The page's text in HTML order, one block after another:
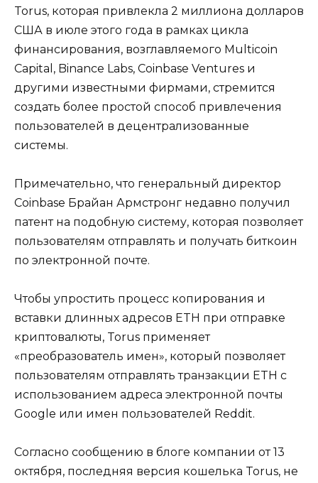
Torus, которая привлекла 2 миллиона долларов
США в июле этого года в рамках цикла
финансирования, возглавляемого Multicoin
Capital, Binance Labs, Coinbase Ventures и
другими известными фирмами, стремится
создать более простой способ привлечения
пользователей в децентрализованные
системы.
Примечательно, что генеральный директор
Coinbase Брайан Армстронг недавно получил
патент на подобную систему, которая позволяет
пользователям отправлять и получать биткоин
по электронной почте.
Чтобы упростить процесс копирования и
вставки длинных адресов ETH при отправке
криптовалюты, Torus применяет
«преобразователь имен», который позволяет
пользователям отправлять транзакции ETH с
использованием адреса электронной почты
Google или имен пользователей Reddit.
Согласно сообщению в блоге компании от 13
октября, последняя версия кошелька Torus, не